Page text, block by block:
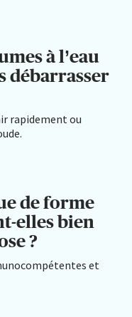
à l’eau
débarrasser
rapidement ou
de forme
elles bien
?
et